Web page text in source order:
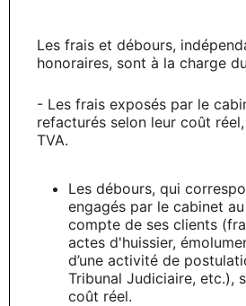
Les frais et débours,
honoraires, sont à la charge
- Les frais exposés par le
refacturés selon leur coût
TVA.
Les débours, qui
engagés par le cabinet
compte de ses clients
actes d'huissier,
d’une activité de
Tribunal Judiciaire, etc.),
coût réel.